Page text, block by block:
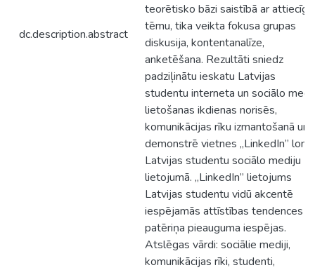
dc.description.abstract
teorētisko bāzi saistībā ar attiecīgo
tēmu, tika veikta fokusa grupas
diskusija, kontentanalīze,
anketēšana. Rezultāti sniedz
padziļinātu ieskatu Latvijas
studentu interneta un sociālo
lietošanas ikdienas norisēs,
komunikācijas rīku izmantošanā un
demonstrē vietnes „LinkedIn” lomu
Latvijas studentu sociālo mediju
lietojumā. „LinkedIn” lietojums
Latvijas studentu vidū akcentē
iespējamās attīstības tendences
patēriņa pieauguma iespējas.
Atslēgas vārdi: sociālie mediji,
komunikācijas rīki, studenti,